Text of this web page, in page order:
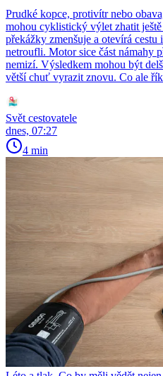
Prudké kopce, protivítr nebo
mohou cyklistický výlet zhatit
překážky zmenšuje a otevírá
netroufli. Motor sice část námahy
nemizí. Výsledkem mohou být
větší chuť vyrazit znovu. Co ale
Svět cestovatele
dnes, 07:27
4 min